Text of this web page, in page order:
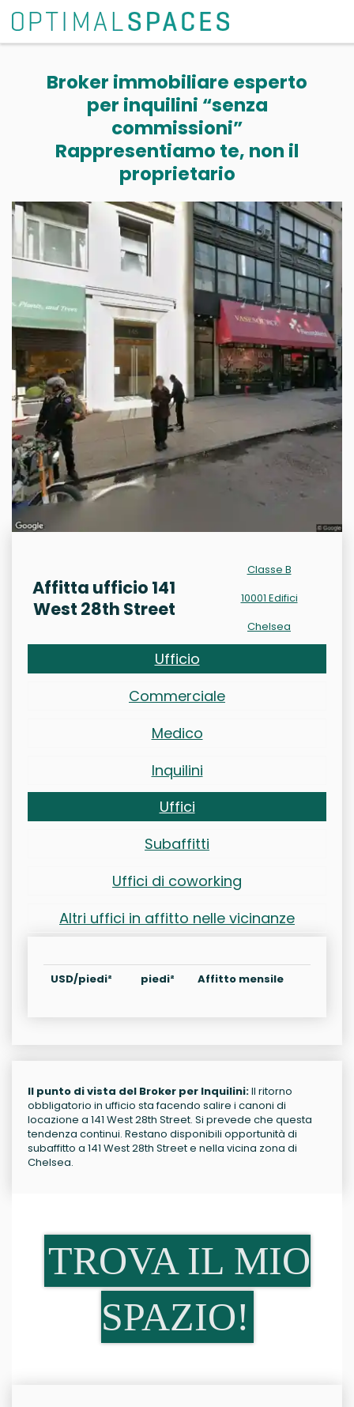
Broker immobiliare esperto
per inquilini “senza
commissioni”
Rappresentiamo te, non il
proprietario
Affitta ufficio 141
West 28th Street
Classe B
10001 Edifici
Chelsea
Ufficio
Commerciale
Medico
Inquilini
Uffici
Subaffitti
Uffici di coworking
Altri uffici in affitto nelle vicinanze
USD/piedi² piedi² Affitto mensile
Il punto di vista del Broker per Inquilini:Il ritorno
obbligatorio in ufficio sta facendo salire i canoni di
locazione a 141 West 28th Street. Si prevede che questa
tendenza continui. Restano disponibili opportunità di
subaffitto a 141 West 28th Street e nella vicina zona di
Chelsea.
TROVA IL MIO
SPAZIO!